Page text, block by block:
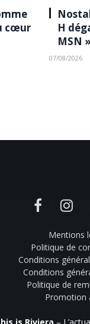
cœur
H
MSN »
07/08/2026
Facebook
Mentions
Politique de
Conditions
Conditions
Politique de
Promotion
is Riviera –